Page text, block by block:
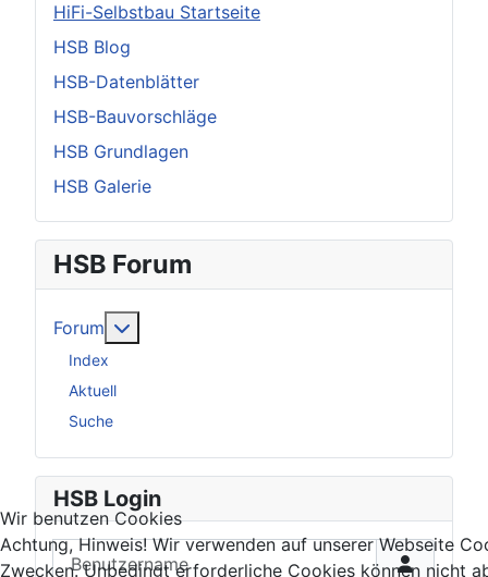
HiFi-Selbstbau Startseite
HSB Blog
HSB-Datenblätter
HSB-Bauvorschläge
HSB Grundlagen
HSB Galerie
HSB Forum
Forum
Index
Aktuell
Suche
HSB Login
Benutzername
Wir benutzen Cookies
Achtung, Hinweis! Wir verwenden auf unserer Webseite
Zwecken. Unbedingt erforderliche Cookies können nicht